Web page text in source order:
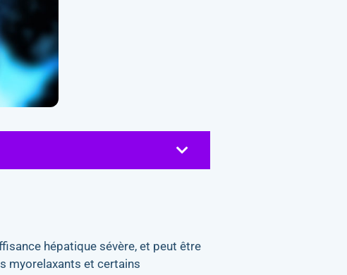
hépatique sévère, et peut être
myorelaxants et certains